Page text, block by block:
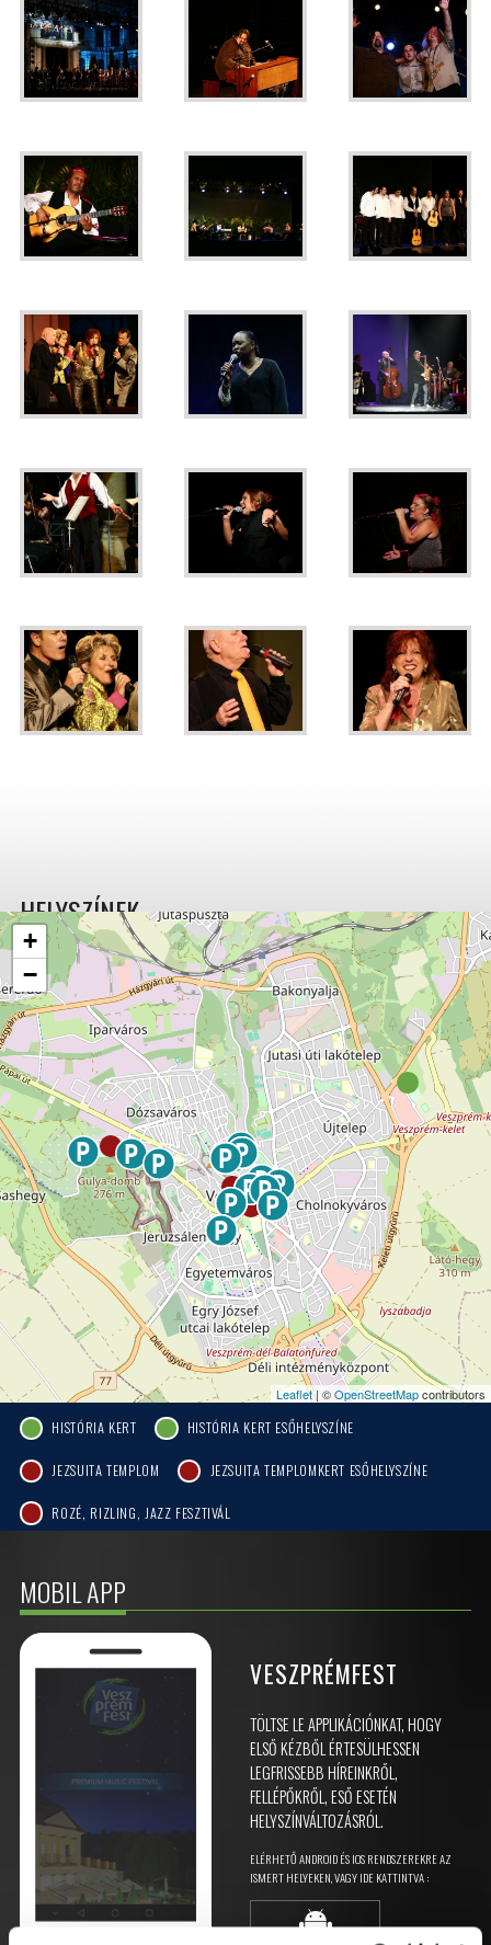
+
−
Leaflet| ©OpenStreetMapcontributors
HELYSZÍNEK
HISTÓRIA KERT HISTÓRIA KERT ESŐHELYSZÍNE
JEZSUITA TEMPLOM JEZSUITA TEMPLOMKERT ESŐHELYSZÍNE
ROZÉ, RIZLING, JAZZ FESZTIVÁL
MOBIL APP
VESZPRÉMFEST
TÖLTSE LE APPLIKÁCIÓNKAT, HOGY
ELSŐ KÉZBŐL ÉRTESÜLHESSEN
LEGFRISSEBB HÍREINKRŐL,
FELLÉPŐKRŐL, ESŐ ESETÉN
HELYSZÍNVÁLTOZÁSRÓL.
ELÉRHETŐ ANDROID ÉS IOS RENDSZEREKRE AZ
ISMERT HELYEKEN, VAGY IDE KATTINTVA :